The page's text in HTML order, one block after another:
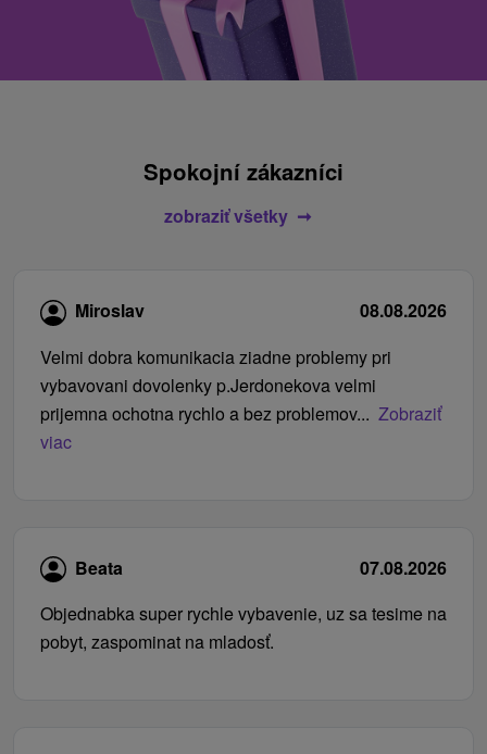
Spokojní zákazníci
zobraziť všetky
Miroslav
08.08.2026
Velmi dobra komunikacia ziadne problemy pri
vybavovani dovolenky p.Jerdonekova velmi
prijemna ochotna rychlo a bez problemov... Zobraziť
viac
Beata
07.08.2026
Objednabka super rychle vybavenie, uz sa tesime na
pobyt, zaspominat na mladosť.